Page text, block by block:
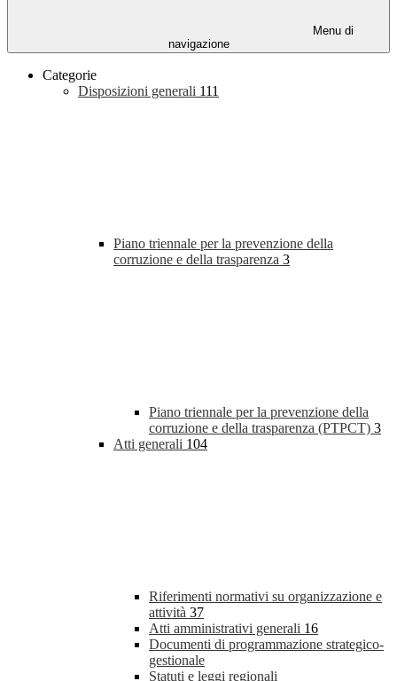
Menu di
navigazione
Categorie
Disposizioni generali 111
Piano triennale per la prevenzione della
corruzione e della trasparenza 3
Piano triennale per la prevenzione della
corruzione e della trasparenza (PTPCT) 3
Atti generali 104
Riferimenti normativi su organizzazione e
attività 37
Atti amministrativi generali 16
Documenti di programmazione strategico-
gestionale
Statuti e leggi regionali